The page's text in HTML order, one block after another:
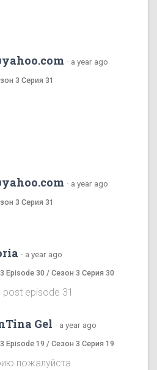
· a year ago
3 Серия 31
· a year ago
3 Серия 31
· a year ago
Episode 30 / Сезон 3 Серия 30
post episode 31
Gel · a year ago
Episode 19 / Сезон 3 Серия 19
пожалуйста